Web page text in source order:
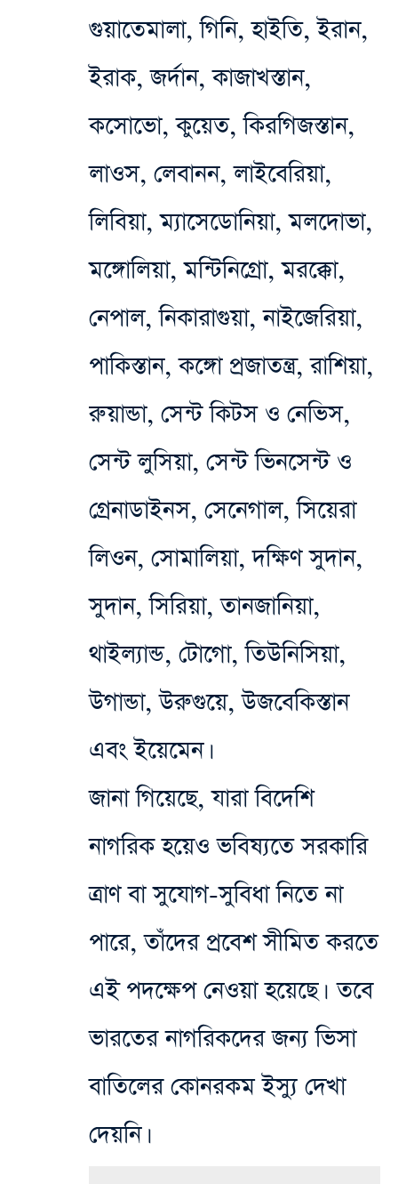
গুয়াতেমালা, গিনি, হাইতি, ইরান,
ইরাক, জর্দান, কাজাখস্তান,
কসোভো, কুয়েত, কিরগিজস্তান,
লাওস, লেবানন, লাইবেরিয়া,
লিবিয়া, ম্যাসেডোনিয়া, মলদোভা,
মঙ্গোলিয়া, মন্টিনিগ্রো, মরক্কো,
নেপাল, নিকারাগুয়া, নাইজেরিয়া,
পাকিস্তান, কঙ্গো প্রজাতন্ত্র, রাশিয়া,
রুয়ান্ডা, সেন্ট কিটস ও নেভিস,
সেন্ট লুসিয়া, সেন্ট ভিনসেন্ট ও
গ্রেনাডাইনস, সেনেগাল, সিয়েরা
লিওন, সোমালিয়া, দক্ষিণ সুদান,
সুদান, সিরিয়া, তানজানিয়া,
থাইল্যান্ড, টোগো, তিউনিসিয়া,
উগান্ডা, উরুগুয়ে, উজবেকিস্তান
এবং ইয়েমেন।
জানা গিয়েছে, যারা বিদেশি
নাগরিক হয়েও ভবিষ্যতে সরকারি
ত্রাণ বা সুযোগ-সুবিধা নিতে না
পারে, তাঁদের প্রবেশ সীমিত করতে
এই পদক্ষেপ নেওয়া হয়েছে। তবে
ভারতের নাগরিকদের জন্য ভিসা
বাতিলের কোনরকম ইস্যু দেখা
দেয়নি।